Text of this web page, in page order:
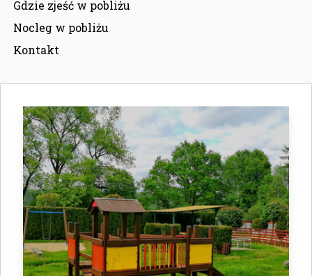
Gdzie zjeść w pobliżu
Nocleg w pobliżu
Kontakt